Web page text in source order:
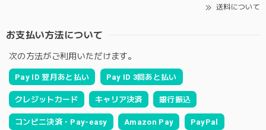
送料について
お支払い方法について
次の方法がご利用いただけます。
Pay ID 翌月あと払い Pay ID 3回あと払い
クレジットカード キャリア決済 銀行振込
コンビニ決済・Pay-easy Amazon Pay PayPal